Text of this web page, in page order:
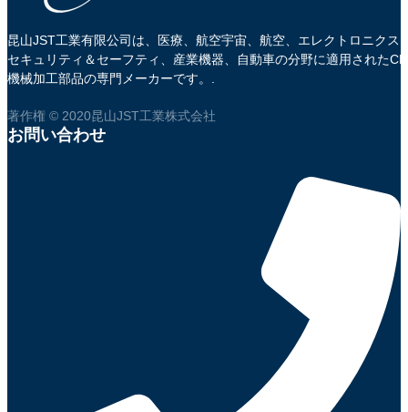
昆山JST工業有限公司は、医療、航空宇宙、航空、エレクトロニクス
セキュリティ＆セーフティ、産業機器、自動車の分野に適用された
機械加工部品の専門メーカーです。.
著作権 © 2020昆山JST工業株式会社
お問い合わせ